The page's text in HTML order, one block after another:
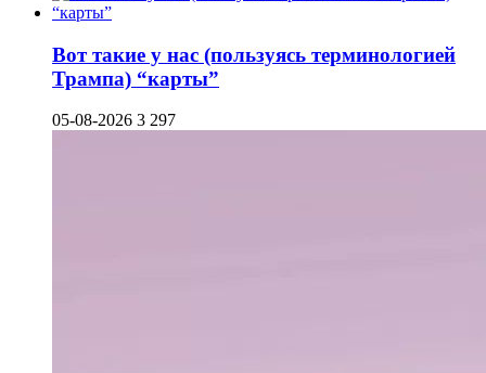
Вот такие у нас (пользуясь терминологией
Трампа) “карты”
05-08-2026 3 297